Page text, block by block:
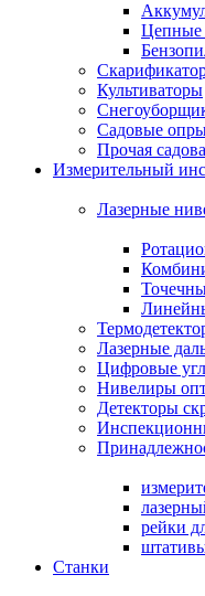
Цепные
Культиваторы
Садовые
Прочая
Измерительный
Лазерные
Лазерные
Цифровые
Нивелиры
Детекторы
рейки
Станки